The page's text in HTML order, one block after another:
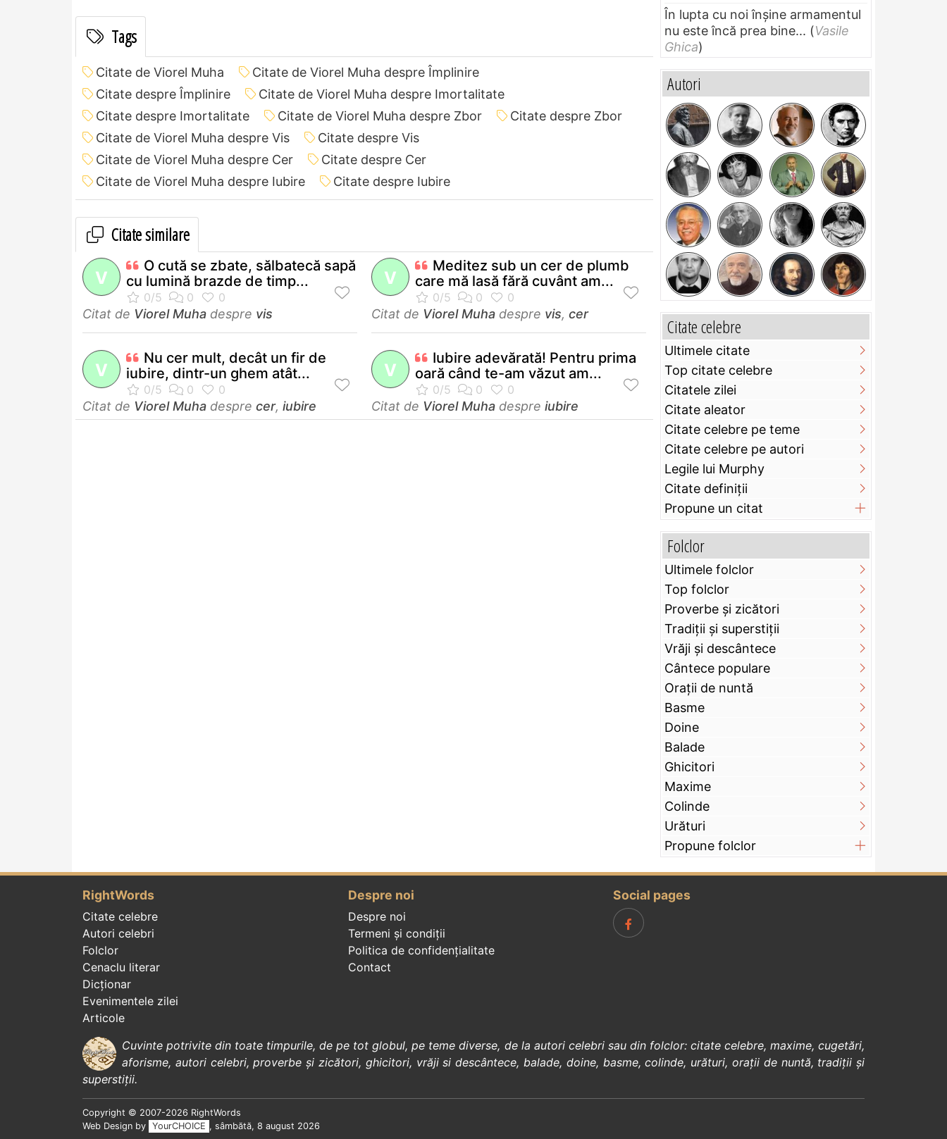
Tags
Citate de Viorel Muha
Citate de Viorel Muha despre Împlinire
Citate despre Împlinire
Citate de Viorel Muha despre Imortalitate
Citate despre Imortalitate
Citate de Viorel Muha despre Zbor
Citate despre Zbor
Citate de Viorel Muha despre Vis
Citate despre Vis
Citate de Viorel Muha despre Cer
Citate despre Cer
Citate de Viorel Muha despre Iubire
Citate despre Iubire
Citate similare
V
O cută se zbate, sălbatecă sapă
cu lumină brazde de timp...
Citat de Viorel Muha despre vis
V
Meditez sub un cer de plumb
care mă lasă fără cuvânt am...
Citat de Viorel Muha despre vis, cer
V
Nu cer mult, decât un fir de
iubire, dintr-un ghem atât...
Citat de Viorel Muha despre cer, iubire
V
Iubire adevărată! Pentru prima
oară când te-am văzut am...
Citat de Viorel Muha despre iubire
În lupta cu noi înșine armamentul
nu este încă prea bine... (Vasile
Ghica)
Autori
Citate celebre
Ultimele citate
Top citate celebre
Citatele zilei
Citate aleator
Citate celebre pe teme
Citate celebre pe autori
Legile lui Murphy
Citate definiţii
Propune un citat
Folclor
Ultimele folclor
Top folclor
Proverbe și zicători
Tradiții și superstiții
Vrăji și descântece
Cântece populare
Orații de nuntă
Basme
Doine
Balade
Ghicitori
Maxime
Colinde
Urături
Propune folclor
RightWords
Citate celebre
Autori celebri
Folclor
Cenaclu literar
Dicționar
Evenimentele zilei
Articole
Despre noi
Despre noi
Termeni și condiții
Politica de confidenţialitate
Contact
Social pages
Cuvinte potrivite din toate timpurile, de pe tot globul, pe teme diverse, de la autori celebrisau din folclor: citate celebre, maxime,cugetări,
aforisme, autori celebri,proverbe și zicători, ghicitori, vrăji si descântece, balade, doine, basme,colinde, urături, orații de nuntă, tradiții și
superstiții.
Copyright © 2007-2026 RightWords
Web Design by
YourCHOICE , sâmbătă, 8 august 2026